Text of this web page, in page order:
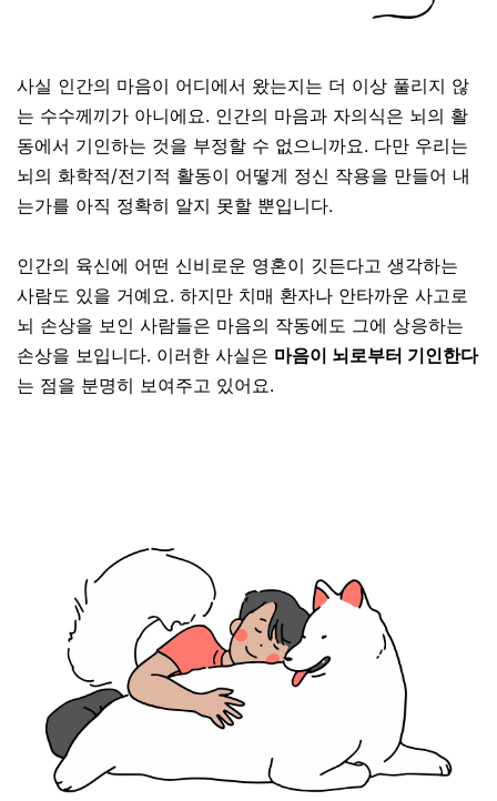
사실 인간의 마음이 어디에서 왔는지는 더 이상 풀리지 않
는 수수께끼가 아니에요. 인간의 마음과 자의식은 뇌의 활
동에서 기인하는 것을 부정할 수 없으니까요. 다만 우리는
뇌의 화학적/전기적 활동이 어떻게 정신 작용을 만들어 내
는가를 아직 정확히 알지 못할 뿐입니다.
인간의 육신에 어떤 신비로운 영혼이 깃든다고 생각하는
사람도 있을 거예요. 하지만 치매 환자나 안타까운 사고로
뇌 손상을 보인 사람들은 마음의 작동에도 그에 상응하는
손상을 보입니다. 이러한 사실은 마음이 뇌로부터 기인한다
는 점을 분명히 보여주고 있어요.